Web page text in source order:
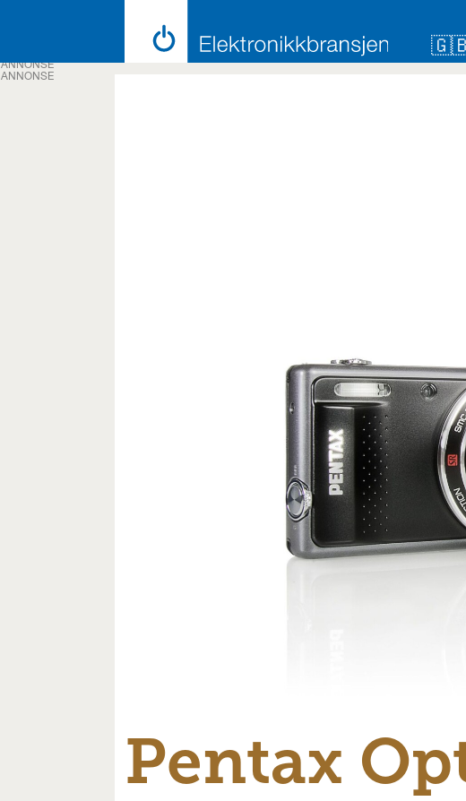
Pentax
ANNONSE
ANNONSE